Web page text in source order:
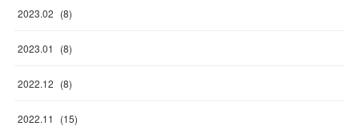
2023.02 (8)
2023.01 (8)
2022.12 (8)
2022.11 (15)